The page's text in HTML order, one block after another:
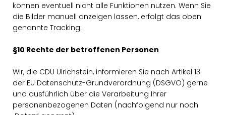
können eventuell nicht alle Funktionen nutzen. Wenn Sie
die Bilder manuell anzeigen lassen, erfolgt das oben
genannte Tracking.
§10 Rechte der betroffenen Personen
Wir, die CDU Ulrichstein, informieren Sie nach Artikel 13
der EU Datenschutz-Grundverordnung (DSGVO) gerne
und ausführlich über die Verarbeitung Ihrer
personenbezogenen Daten (nachfolgend nur noch